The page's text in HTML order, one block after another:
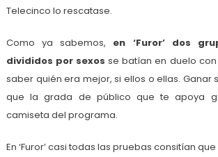
Telecinco lo rescatase.
Como ya sabemos, en ‘Furor’ dos
divididos por sexos se batían en duelo
saber quién era mejor, si ellos o ellas. Ganar
que la grada de público que te apoya
camiseta del programa.
En ‘Furor’ casi todas las pruebas consitían